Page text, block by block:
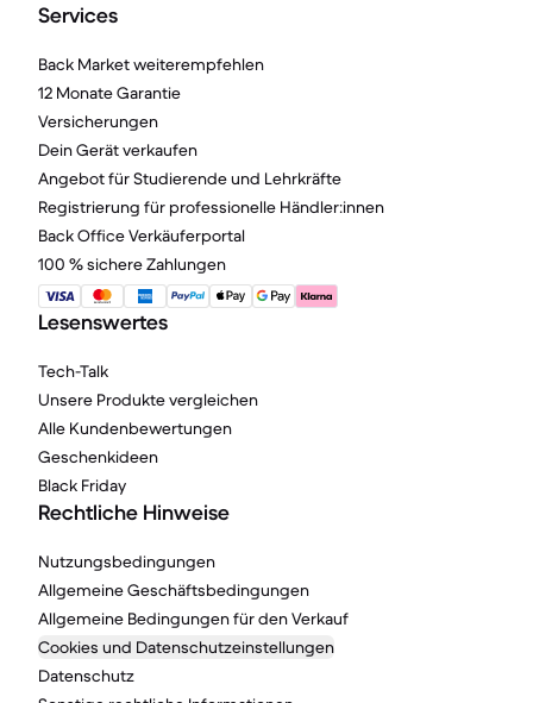
Services
Back Market weiterempfehlen
12 Monate Garantie
Versicherungen
Dein Gerät verkaufen
Angebot für Studierende und Lehrkräfte
Registrierung für professionelle Händler:innen
Back Office Verkäuferportal
100 % sichere Zahlungen
Lesenswertes
Tech-Talk
Unsere Produkte vergleichen
Alle Kundenbewertungen
Geschenkideen
Black Friday
Rechtliche Hinweise
Nutzungsbedingungen
Allgemeine Geschäftsbedingungen
Allgemeine Bedingungen für den Verkauf
Cookies und Datenschutzeinstellungen
Datenschutz